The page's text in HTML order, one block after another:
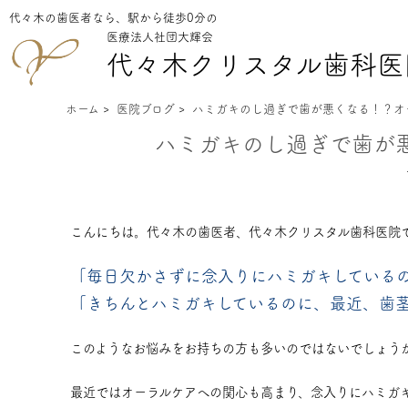
代々木の歯医者なら、駅から徒歩0分の
医療法人社団大輝会
代々木クリスタル歯科
ホーム > 医院ブログ > ハミガキのし過ぎで歯が悪くなる！？
ハミガキのし過ぎで歯が
こんにちは。代々木の歯医者、代々木クリスタル歯科医院
「毎日欠かさずに念入りにハミガキしてい
「きちんとハミガキしているのに、最近、歯
このようなお悩みをお持ちの方も多いのではないでしょう
最近ではオーラルケアへの関心も高まり、念入りにハミ